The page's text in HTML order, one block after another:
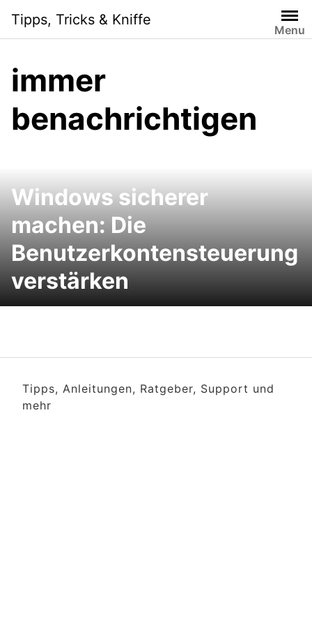
content
Tipps, Tricks & Kniffe
Menu
immer
benachrichtigen
Windows sicherer
machen: Die
Benutzerkontensteuerung
verstärken
Tipps, Anleitungen, Ratgeber, Support und
mehr